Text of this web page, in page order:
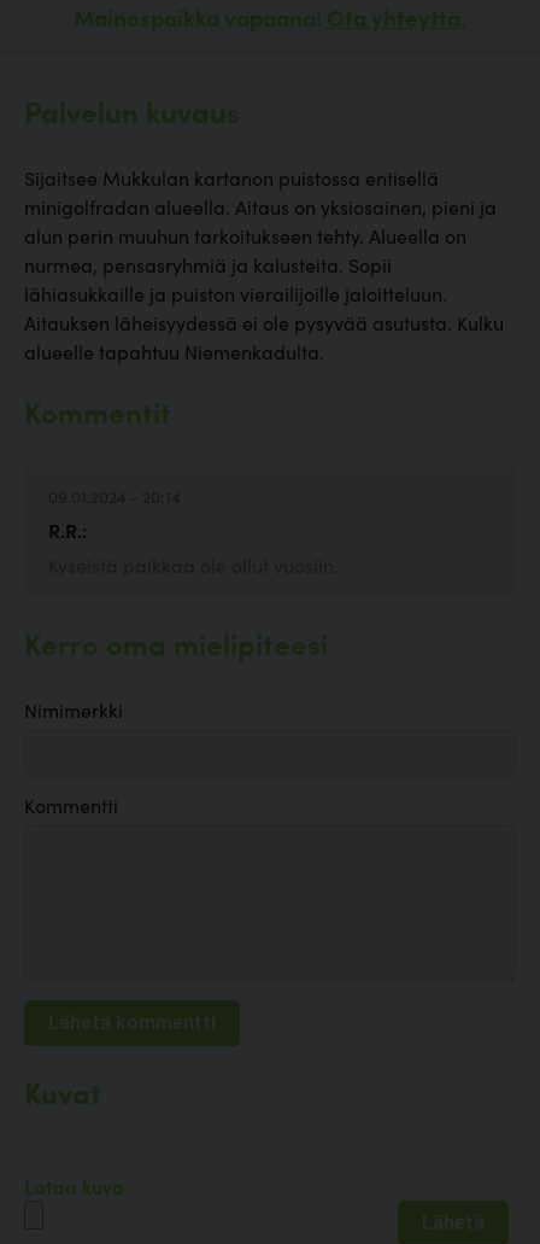
Mainospaikka vapaana! Ota yhteyttä.
Palvelun kuvaus
Sijaitsee Mukkulan kartanon puistossa entisellä
minigolfradan alueella. Aitaus on yksiosainen, pieni ja
alun perin muuhun tarkoitukseen tehty. Alueella on
nurmea, pensasryhmiä ja kalusteita. Sopii
lähiasukkaille ja puiston vierailijoille jaloitteluun.
Aitauksen läheisyydessä ei ole pysyvää asutusta. Kulku
alueelle tapahtuu Niemenkadulta.
Kommentit
R.R.:
Kerro oma mielipiteesi
Nimimerkki
Kommentti
Kuvat
Lataa kuva